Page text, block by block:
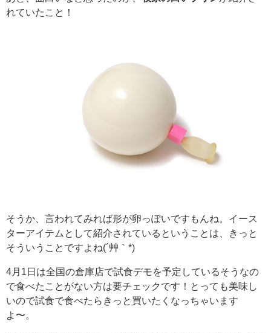
れていたこと！
そうか、言われてみれば形が卵っぽいですもんね。イース
ターアイテムとして紹介されているということは、きっと
そういうことですよね(´艸｀*)
4月1日は全国の倉庫店で試食デモを予定しているそうなの
で食べたことがない方は要チェックです！とっても美味し
いので試食で食べたらきっと買いたくなっちゃいます
よ〜。